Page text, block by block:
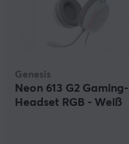
Genesis
Neon 613 G2 Gaming-
Headset RGB - Weiß